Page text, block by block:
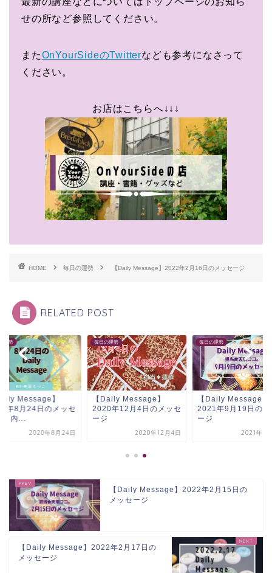
せの所など参照してください。
またOnYourSideのTwitterなども参考になさって
ください。
お店はこちらへ↓↓↓
HOME 毎日の運勢 【Daily Message】2022年2月16日のメッセージ
RELATED POST
運勢
Message】
年8月24日のメッセ
＋内...
2020年8月24日
毎日の運勢
【Daily Message】
2020年12月4日のメッセ
ージ
2020年12月4日
毎日の運勢
【Daily Message】
2021年9月19日のメ
ージ
2021年9
【Daily Message】2022年2月15日の
メッセージ
【Daily Message】2022年2月17日の
メッセージ